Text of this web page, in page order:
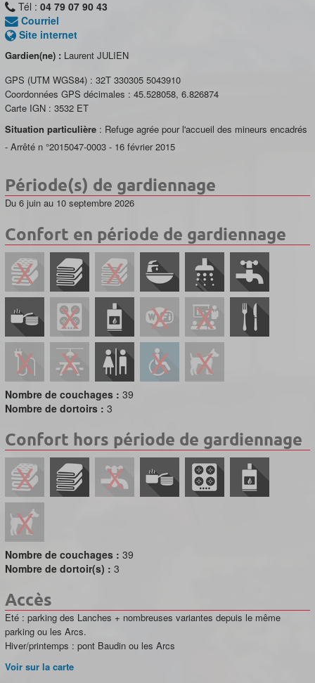
Tél : 04 79 07 90 43
Courriel
Site internet
Gardien(ne) : Laurent JULIEN
GPS (UTM WGS84) : 32T 330305 5043910
Coordonnées GPS décimales : 45.528058, 6.826874
Carte IGN : 3532 ET
Situation particulière : Refuge agrée pour l'accueil des mineurs encadrés
- Arrêté n °2015047-0003 - 16 février 2015
Période(s) de gardiennage
Du 6 juin au 10 septembre 2026
Confort en période de gardiennage
Nombre de couchages : 39
Nombre de dortoirs : 3
Confort hors période de gardiennage
Nombre de couchages : 39
Nombre de dortoir(s) : 3
Accès
Eté : parking des Lanches + nombreuses variantes depuis le même
parking ou les Arcs.
Hiver/printemps : pont Baudin ou les Arcs
Voir sur la carte